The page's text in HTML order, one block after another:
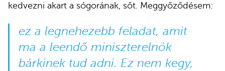
kedvezni akart a sógorának, sőt. Meggyőződésem:
ez a legnehezebb feladat, amit
ma a leendő miniszterelnök
bárkinek tud adni. Ez nem kegy,